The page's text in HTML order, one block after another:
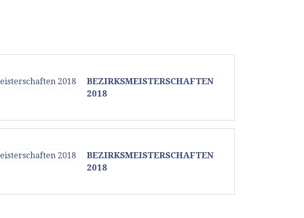
BEZIRKSMEISTERSCHAFTEN
2018
BEZIRKSMEISTERSCHAFTEN
2018